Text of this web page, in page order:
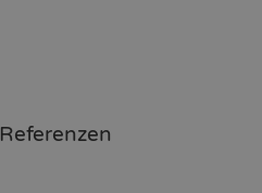
Referenzen